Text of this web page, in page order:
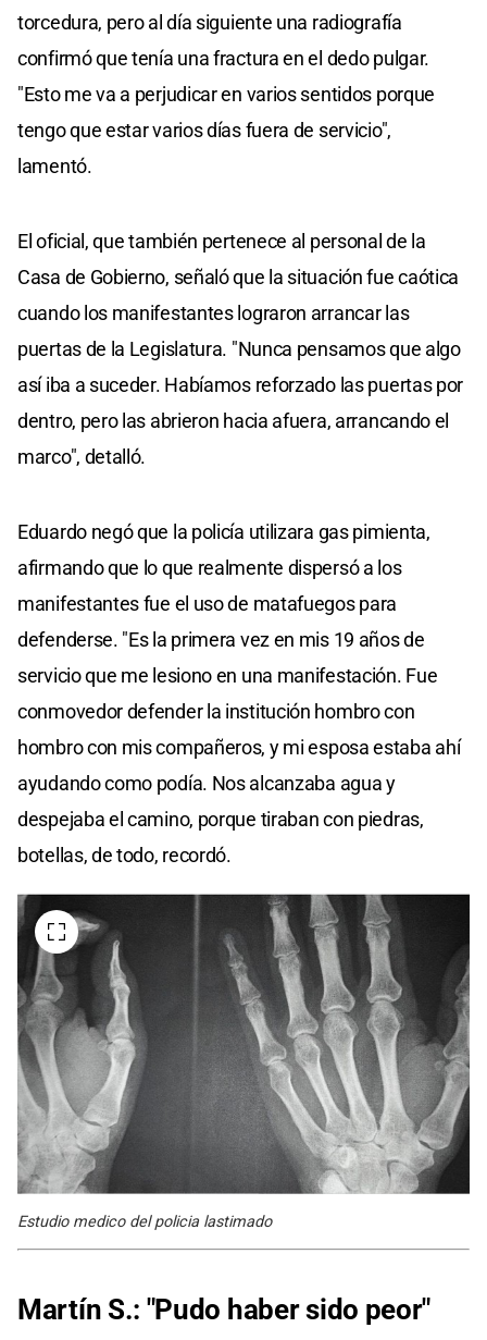
torcedura, pero al día siguiente una radiografía
confirmó que tenía una fractura en el dedo pulgar.
"Esto me va a perjudicar en varios sentidos porque
tengo que estar varios días fuera de servicio",
lamentó.
El oficial, que también pertenece al personal de la
Casa de Gobierno, señaló que la situación fue caótica
cuando los manifestantes lograron arrancar las
puertas de la Legislatura. "Nunca pensamos que algo
así iba a suceder. Habíamos reforzado las puertas por
dentro, pero las abrieron hacia afuera, arrancando el
marco", detalló.
Eduardo negó que la policía utilizara gas pimienta,
afirmando que lo que realmente dispersó a los
manifestantes fue el uso de matafuegos para
defenderse. "Es la primera vez en mis 19 años de
servicio que me lesiono en una manifestación. Fue
conmovedor defender la institución hombro con
hombro con mis compañeros, y mi esposa estaba ahí
ayudando como podía. Nos alcanzaba agua y
despejaba el camino, porque tiraban con piedras,
botellas, de todo, recordó.
Estudio medico del policia lastimado
Martín S.: "Pudo haber sido peor"